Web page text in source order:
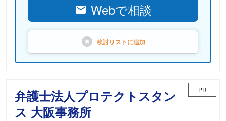
Webで相談
検討リストに追加
弁護士法人プロテクトスタン
ス 大阪事務所
PR